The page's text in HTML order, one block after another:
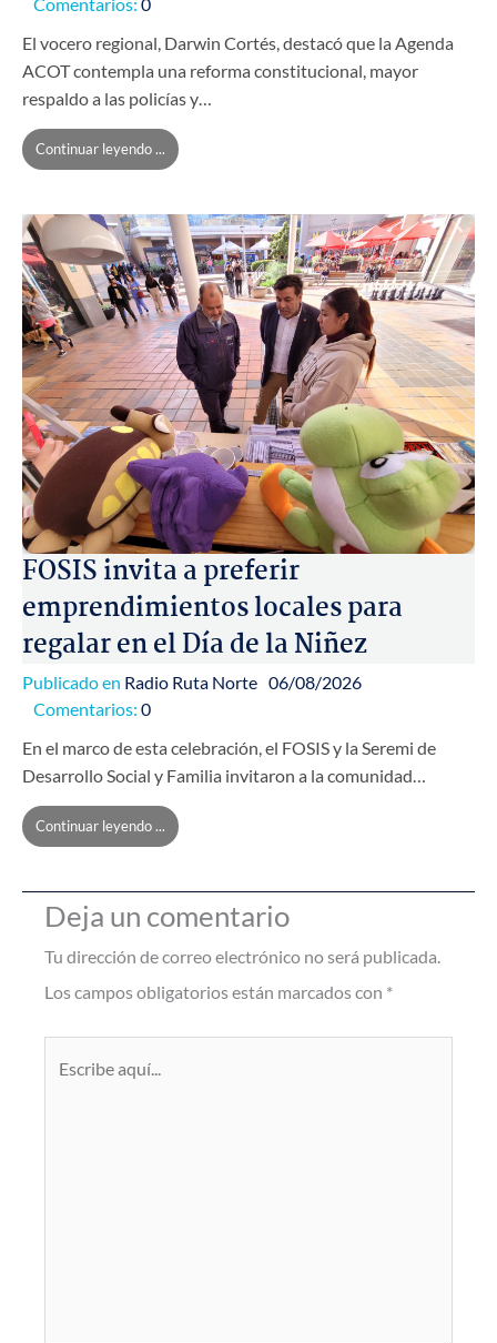
Comentarios: 0
El vocero regional, Darwin Cortés, destacó que la Agenda
ACOT contempla una reforma constitucional, mayor
respaldo a las policías y…
Continuar leyendo ...
FOSIS invita a preferir
emprendimientos locales para
regalar en el Día de la Niñez
Publicado en Radio Ruta Norte 06/08/2026
Comentarios: 0
En el marco de esta celebración, el FOSIS y la Seremi de
Desarrollo Social y Familia invitaron a la comunidad…
Continuar leyendo ...
Deja un comentario
Tu dirección de correo electrónico no será publicada.
Los campos obligatorios están marcados con *